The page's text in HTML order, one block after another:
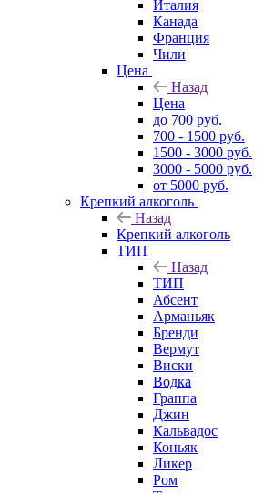
Италия
Канада
Франция
Чили
Цена
Назад
Цена
до 700 руб.
700 - 1500 руб.
1500 - 3000 руб.
3000 - 5000 руб.
от 5000 руб.
Крепкий алкоголь
Назад
Крепкий алкоголь
ТИП
Назад
ТИП
Абсент
Арманьяк
Бренди
Вермут
Виски
Водка
Граппа
Джин
Кальвадос
Коньяк
Ликер
Ром